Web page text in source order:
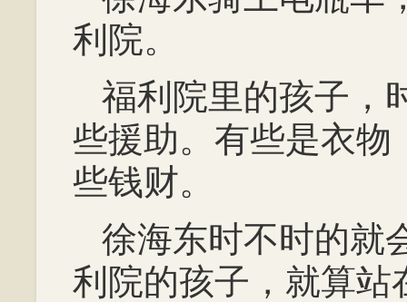
利院。
福利院里的孩子，
些援助。有些是衣物
些钱财。
徐海东时不时的就
利院的孩子，就算站